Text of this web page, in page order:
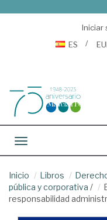
Iniciar
ES
Toggle navigation
Inicio Libros
pública y corporativa /
responsabilidad